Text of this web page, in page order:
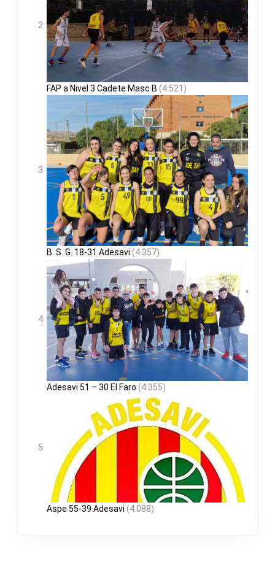
FAP a Nivel 3 Cadete Masc B (4.521)
B. S. G. 18-31 Adesavi (4.357)
Adesavi 51 – 30 El Faro (4.355)
Aspe 55-39 Adesavi (4.088)